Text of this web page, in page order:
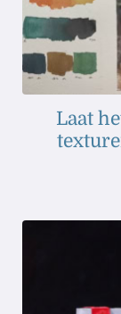
Laat